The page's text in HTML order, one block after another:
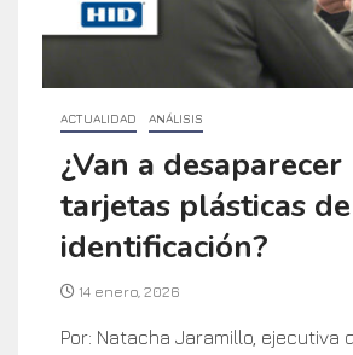
ACTUALIDAD ANÁLISIS
¿Van a desaparecer
tarjetas plásticas de
identificación?
14 enero, 2026
Por: Natacha Jaramillo, ejecutiva